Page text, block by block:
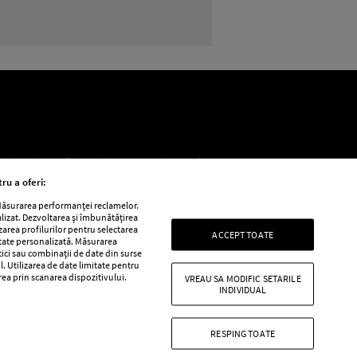
de confidențialitate
Politica de
Retete practice
a oferi:
performanței reclamelor.
Dezvoltarea și îmbunătățirea
profilurilor pentru selectarea
personalizată. Măsurarea
sau combinații de date din surse
Utilizarea de date limitate pentru
prin scanarea dispozitivului.
ACCEPT TOATE
RESPING TOATE
VREAU SA MODIFIC SETARILE
INDIVIDUAL